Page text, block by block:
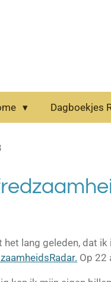
Dagboekjes
het lang geleden, dat
Op 22